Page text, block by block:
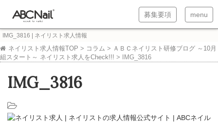
T
o
g
a
募集要項
T
o
a
menu
IMG_3816 | ネイリスト求人情報
ネイリスト求人情報TOP > コラム > ＡＢＣネイリスト研修ブログ ～10月
組スタート～ ネイリスト求人をCheck!!! > IMG_3816
IMG_3816